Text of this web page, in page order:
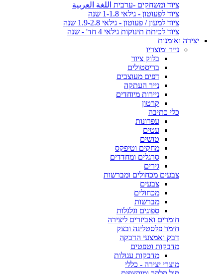
ציוד ומשחקים -ערבית اللغة العربية
ציוד לפעוטון - גילאי 1-1.8 שנה
ציוד למעון / פעוטון - גילאי 1.9-2.8 שנה
ציוד לכיתת תינוקות גילאי 4 חד' - שנה
יצירה ואומנות
נייר ומוצריו
בלוק ציור
בריסטולים
דפים מעוצבים
נייר העתקה
ניירות מיוחדים
קרטון
כלי כתיבה
עפרונות
עטים
טושים
מחקים וטיפקס
סרגלים ומחדדים
גירים
צבעים מכחולים ומברשות
צבעים
מכחולים
מברשות
ספוגים וגלגלות
חומרים ואביזרים ליצירה
חימר פלסטלינה ובצק
דבק ואמצעי הדבקה
מדבקות וטפטים
מדבקות עגולות
מוצרי יצירה - כללי